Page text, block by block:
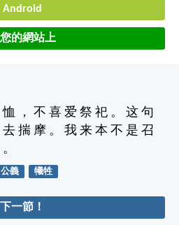
Android
的網站上
， 不 喜 爱 祭 祀 。 这 句
揣 摩 。 我 来 本 不 是 召
公義 犧牲
下一節！